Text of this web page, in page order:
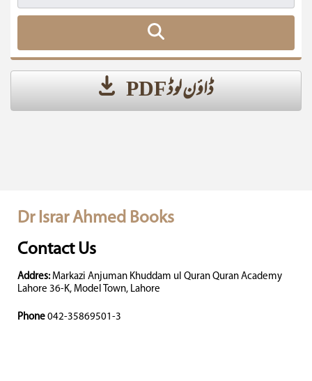
ڈاؤن لوڈ PDF
Dr Israr Ahmed Books
Contact Us
Addres: Markazi Anjuman Khuddam ul Quran Quran Academy
Lahore 36-K, Model Town, Lahore
Phone 042-35869501-3